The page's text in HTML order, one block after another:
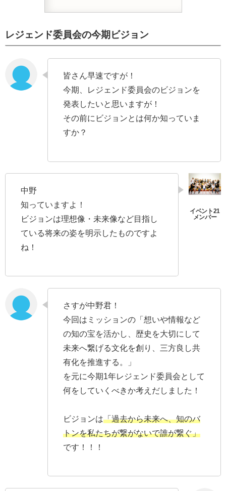
レジェンド委員会の今期ビジョン
皆さん早速ですが！
今期、レジェンド委員会のビジョンを
発表したいと思いますが！
その前にビジョンとは何か知っていま
すか？
中野
知っていますよ！
ビジョンは理想像・未来像など目指し
ている将来の姿を明示したものですよ
ね！
さすが中野君！
今回はミッションの「想いや情報など
の知の宝を活かし、歴史を大切にして
未来へ繋げる文化を創り、三方良し共
有化を推進する。」
を元に今期1年レジェンド委員会として
何をしていくべきか考えだしました！
ビジョンは「過去から未来へ、知のバ
トンを私たちが繋がないで誰が繋ぐ」
です！！！